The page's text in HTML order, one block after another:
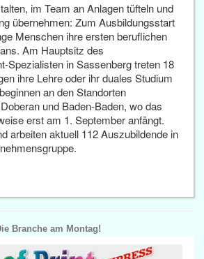
im Team an Anlagen tüfteln und
übernehmen: Zum Ausbildungsstart
Menschen ihre ersten beruflichen
Am Hauptsitz des
Spezialisten in Sassenberg treten 18
ihre Lehre oder ihr duales Studium
an den Standorten
und Baden-Baden, wo das
erst am 1. September anfängt.
arbeiten aktuell 112 Auszubildende in
Branche am Montag!